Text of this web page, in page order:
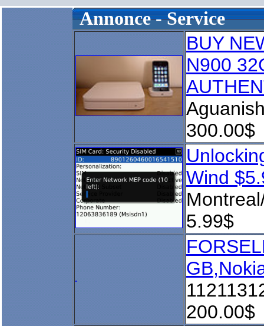
Annonce - Service
BUY
N900
300.00$
Wind
5.99$
200.00$